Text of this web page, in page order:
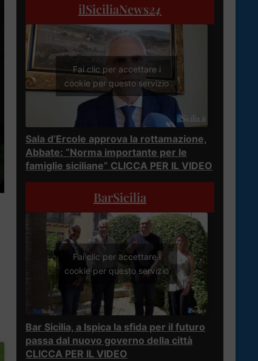
ilSiciliaNews24
Fai clic per accettare i
cookie per questo servizio
Sala d’Ercole approva la rottamazione,
Abbate: “Norma importante per le
famiglie siciliane” CLICCA PER IL VIDEO
BarSicilia
Fai clic per accettare i
cookie per questo servizio
Bar Sicilia, a Ispica la sfida per il futuro
passa dal nuovo governo della città
CLICCA PER IL VIDEO